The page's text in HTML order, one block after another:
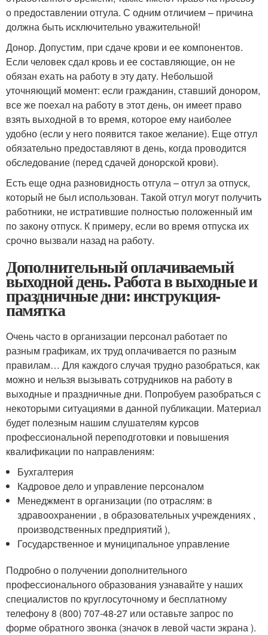
о предоставлении отгула. С одним отличием – причина
должна быть исключительно уважительной!
Донор. Допустим, при сдаче крови и ее компонентов.
Если человек сдал кровь и ее составляющие, он не
обязан ехать на работу в эту дату. Небольшой
уточняющий момент: если гражданин, ставший донором,
все же поехал на работу в этот день, он имеет право
взять выходной в то время, которое ему наиболее
удобно (если у него появится такое желание). Еще отгул
обязательно предоставляют в день, когда проводится
обследование (перед сдачей донорской крови).
Есть еще одна разновидность отгула – отгул за отпуск,
который не был использован. Такой отгул могут получить
работники, не истратившие полностью положенный им
по закону отпуск. К примеру, если во время отпуска их
срочно вызвали назад на работу.
Дополнительный оплачиваемый
выходной день. Работа в выходные и
праздничные дни: инструкция-
памятка
Очень часто в организации персонал работает по
разным графикам, их труд оплачивается по разным
правилам… Для каждого случая трудно разобраться, как
можно и нельзя вызывать сотрудников на работу в
выходные и праздничные дни. Попробуем разобраться с
некоторыми ситуациями в данной публикации. Материал
будет полезным нашим слушателям курсов
профессиональной переподготовки и повышения
квалификации по направлениям:
Бухгалтерия
Кадровое дело и управление персоналом
Менеджмент в организации (по отраслям: в
здравоохранении , в образовательных учреждениях ,
производственных предприятий ),
Государственное и муниципальное управление
Подробно о получении дополнительного
профессионального образования узнавайте у наших
специалистов по круглосуточному и бесплатному
телефону 8 (800) 707-48-27 или оставьте запрос по
форме обратного звонка (значок в левой части экрана ).